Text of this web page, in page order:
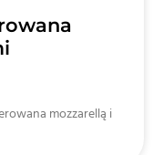
mozzarellą i